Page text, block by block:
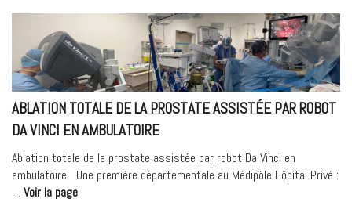
gestationnel »
les
bains
enveloppés
au
service
maternité
du
Médipôle
Hôpital
Mutualiste »
ABLATION TOTALE DE LA PROSTATE ASSISTÉE PAR ROBOT
DA VINCI EN AMBULATOIRE
Ablation totale de la prostate assistée par robot Da Vinci en
ambulatoire Une première départementale au Médipôle Hôpital Privé :
… Voir la page« Ablation